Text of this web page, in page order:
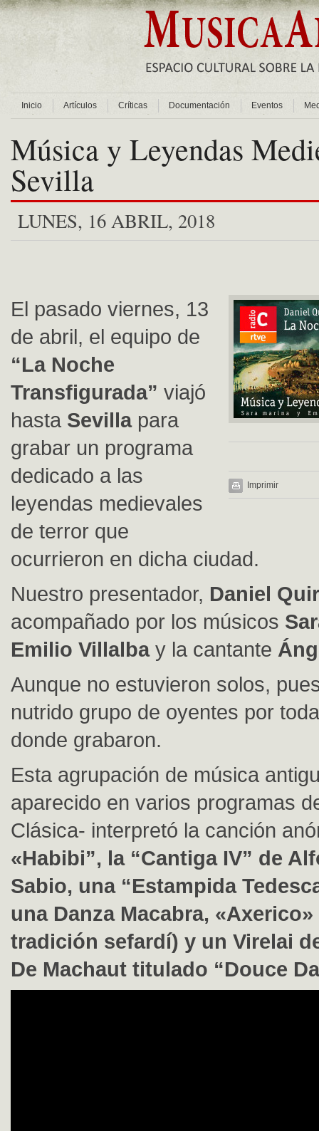
Inicio Artículos Críticas Documentación Eventos
Música y Leyendas
Sevilla
LUNES, 16 ABRIL, 2018
Imprimir
El pasado viernes, 13
de abril, el equipo de
“La Noche
Transfigurada” viajó
hasta Sevilla para
grabar un programa
dedicado a las
leyendas medievales
de terror que
ocurrieron en dicha ciudad.
Nuestro presentador, Daniel
acompañado por los músicos
Emilio Villalbay la cantante
Aunque no estuvieron solos,
nutrido grupo de oyentes por
donde grabaron.
Esta agrupación de música
aparecido en varios programas
Clásica- interpretó la canción
«Habibi”, la “Cantiga IV” de
Sabio, una “Estampida
una Danza Macabra,
tradición sefardí) y un Virelai
De Machaut titulado “Douce